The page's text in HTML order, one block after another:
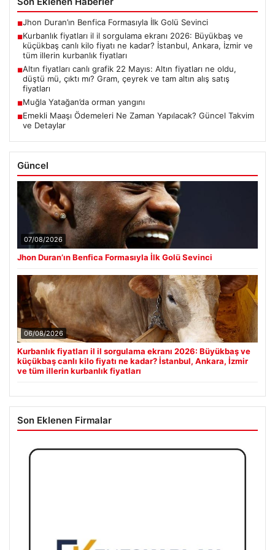
■Jhon Duran’ın Benfica Formasıyla İlk Golü Sevinci
■Kurbanlık fiyatları il il sorgulama ekranı 2026: Büyükbaş ve
küçükbaş canlı kilo fiyatı ne kadar? İstanbul, Ankara, İzmir ve
tüm illerin kurbanlık fiyatları
■Altın fiyatları canlı grafik 22 Mayıs: Altın fiyatları ne oldu,
düştü mü, çıktı mı? Gram, çeyrek ve tam altın alış satış
fiyatları
■Muğla Yatağan’da orman yangını
■Emekli Maaşı Ödemeleri Ne Zaman Yapılacak? Güncel Takvim
ve Detaylar
Güncel
07/08/2026
Jhon Duran’ın Benfica Formasıyla İlk Golü Sevinci
06/08/2026
Kurbanlık fiyatları il il sorgulama ekranı 2026: Büyükbaş ve
küçükbaş canlı kilo fiyatı ne kadar? İstanbul, Ankara, İzmir
ve tüm illerin kurbanlık fiyatları
Son Eklenen Firmalar